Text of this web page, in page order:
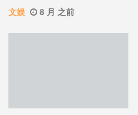
文娱 8 月 之前